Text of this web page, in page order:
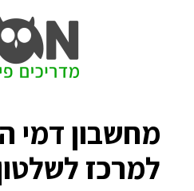
מחשבון דמי
למרכז